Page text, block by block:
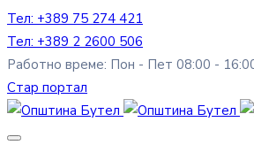
Тел: +389 75 274 421
Тел: +389 2 2600 506
Работно време: Пон - Пет 08:00 -
Стар портал